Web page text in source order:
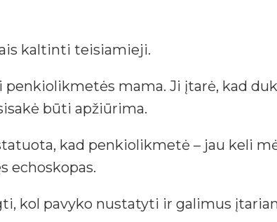
kaltinti teisiamieji.
penkiolikmetės mama. Ji įtarė, kad
būti apžiūrima.
kad penkiolikmetė – jau keli
echoskopas.
kol pavyko nustatyti ir galimus